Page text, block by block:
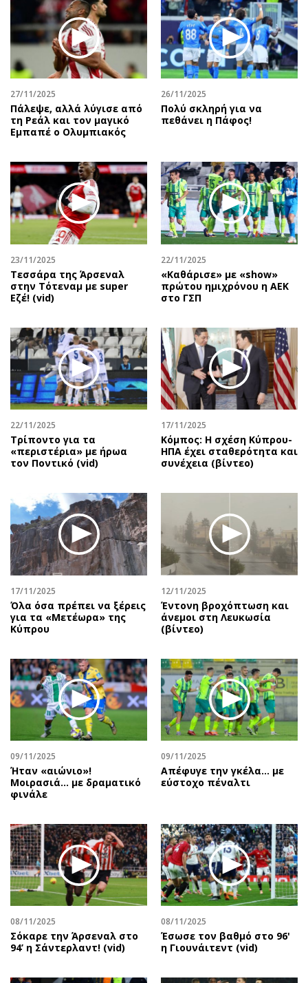
27/11/2025
Πάλεψε, αλλά λύγισε από
τη Ρεάλ και τον μαγικό
Εμπαπέ ο Ολυμπιακός
26/11/2025
Πολύ σκληρή για να
πεθάνει η Πάφος!
23/11/2025
Τεσσάρα της Άρσεναλ
στην Τότεναμ με super
Εζέ! (vid)
22/11/2025
«Καθάρισε» με «show»
πρώτου ημιχρόνου η ΑΕΚ
στο ΓΣΠ
22/11/2025
Τρίποντο για τα
«περιστέρια» με ήρωα
τον Ποντικό (vid)
17/11/2025
Κόμπος: Η σχέση Κύπρου-
ΗΠΑ έχει σταθερότητα και
συνέχεια (βίντεο)
17/11/2025
Όλα όσα πρέπει να ξέρεις
για τα «Μετέωρα» της
Κύπρου
12/11/2025
Έντονη βροχόπτωση και
άνεμοι στη Λευκωσία
(βίντεο)
09/11/2025
Ήταν «αιώνιο»!
Μοιρασιά… με δραματικό
φινάλε
09/11/2025
Aπέφυγε την γκέλα... με
εύστοχο πέναλτι
08/11/2025
Σόκαρε την Άρσεναλ στο
94’ η Σάντερλαντ! (vid)
08/11/2025
Έσωσε τον βαθμό στο 96'
η Γιουνάιτεντ (vid)